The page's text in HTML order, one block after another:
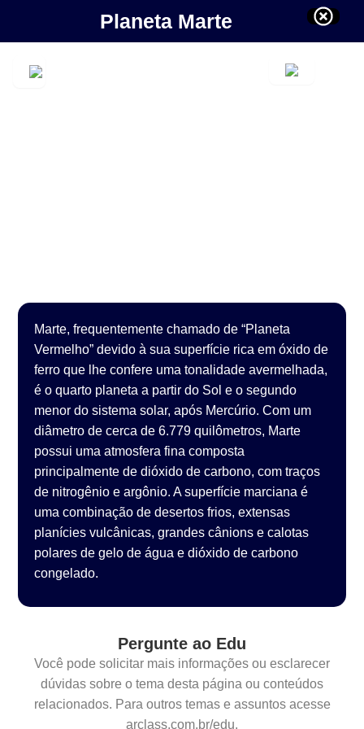
Planeta Marte
Marte, frequentemente chamado de “Planeta
Vermelho” devido à sua superfície rica em óxido de
ferro que lhe confere uma tonalidade avermelhada,
é o quarto planeta a partir do Sol e o segundo
menor do sistema solar, após Mercúrio. Com um
diâmetro de cerca de 6.779 quilômetros, Marte
possui uma atmosfera fina composta
principalmente de dióxido de carbono, com traços
de nitrogênio e argônio. A superfície marciana é
uma combinação de desertos frios, extensas
planícies vulcânicas, grandes cânions e calotas
polares de gelo de água e dióxido de carbono
congelado.
Pergunte ao Edu
Você pode solicitar mais informações ou esclarecer
dúvidas sobre o tema desta página ou conteúdos
relacionados. Para outros temas e assuntos acesse
arclass.com.br/edu.